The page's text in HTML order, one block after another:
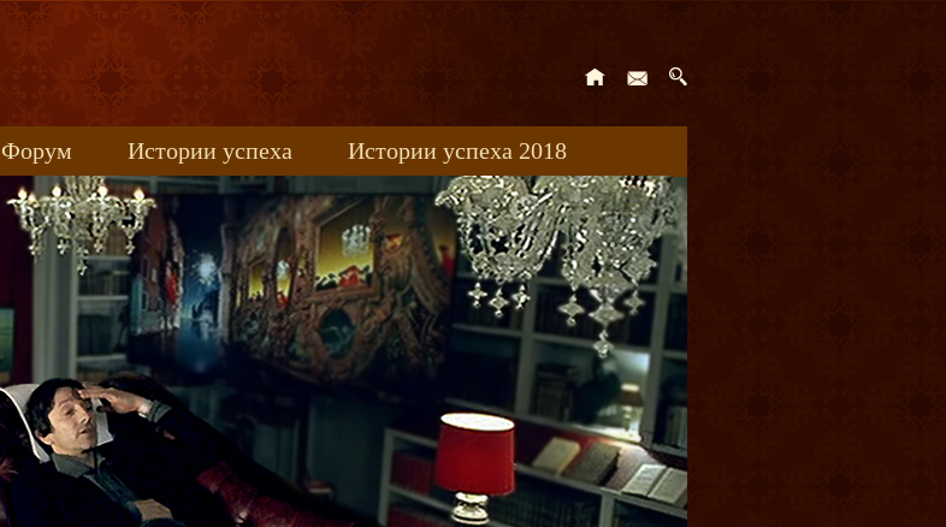
Форум Истории успеха
Истории успеха 2018
Книжные новинки
uspeh_2017